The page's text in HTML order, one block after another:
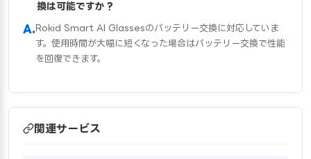
換は可能ですか？
Rokid Smart AI Glassesのバッテリー交換に対応していま
す。使用時間が大幅に短くなった場合はバッテリー交換で性能
を回復できます。
関連サービス